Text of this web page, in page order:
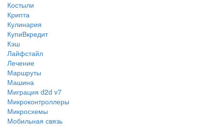
Костыли
Крипта
Кулинария
КупиВкредит
Кэш
Лайфстайл
Лечение
Маршруты
Машина
Миграция d2d v7
Микроконтроллеры
Микросхемы
Мобильная связь